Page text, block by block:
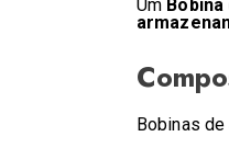
Um
Bobinas